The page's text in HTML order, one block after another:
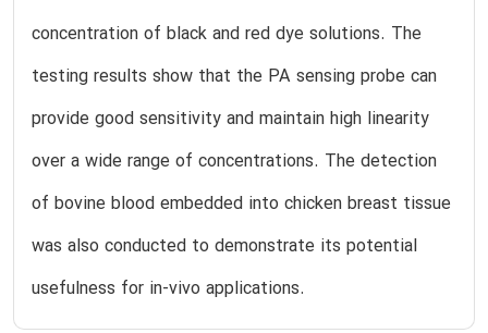
concentration of black and red dye solutions. The
testing results show that the PA sensing probe can
provide good sensitivity and maintain high linearity
over a wide range of concentrations. The detection
of bovine blood embedded into chicken breast tissue
was also conducted to demonstrate its potential
usefulness for in-vivo applications.